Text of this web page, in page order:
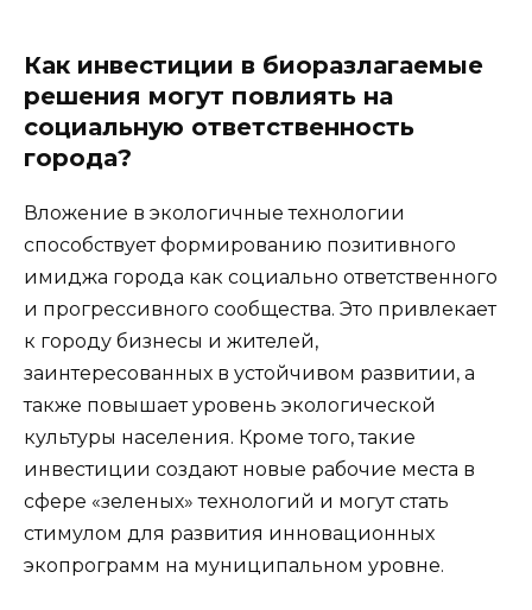
Как инвестиции в биоразлагаемые
решения могут повлиять на
социальную ответственность
города?
Вложение в экологичные технологии
способствует формированию позитивного
имиджа города как социально ответственного
и прогрессивного сообщества. Это привлекает
к городу бизнесы и жителей,
заинтересованных в устойчивом развитии, а
также повышает уровень экологической
культуры населения. Кроме того, такие
инвестиции создают новые рабочие места в
сфере «зеленых» технологий и могут стать
стимулом для развития инновационных
экопрограмм на муниципальном уровне.